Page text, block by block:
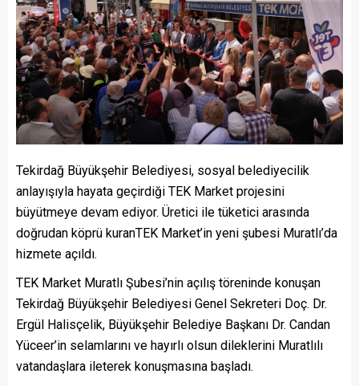
Tekirdağ Büyükşehir Belediyesi, sosyal belediyecilik
anlayışıyla hayata geçirdiği TEK Market projesini
büyütmeye devam ediyor. Üretici ile tüketici arasında
doğrudan köprü kuranTEK Market’in yeni şubesi Muratlı’da
hizmete açıldı.
TEK Market Muratlı Şubesi’nin açılış töreninde konuşan
Tekirdağ Büyükşehir Belediyesi Genel Sekreteri Doç. Dr.
Ergül Halisçelik, Büyükşehir Belediye Başkanı Dr. Candan
Yüceer’in selamlarını ve hayırlı olsun dileklerini Muratlılı
vatandaşlara ileterek konuşmasına başladı.